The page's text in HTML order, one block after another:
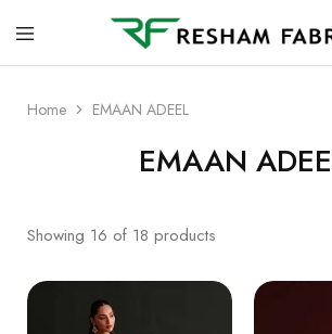
Home EMAAN ADEEL
EMAAN
Showing 16 of 18 products